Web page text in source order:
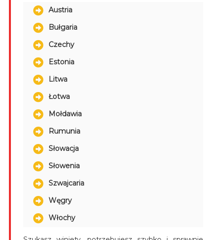
Austria
Bułgaria
Czechy
Estonia
Litwa
Łotwa
Mołdawia
Rumunia
Słowacja
Słowenia
Szwajcaria
Węgry
Włochy